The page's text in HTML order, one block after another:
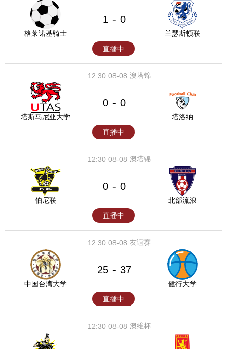
格莱诺基骑士
1 - 0
兰瑟斯顿联
直播中
08-08
12:30 澳塔锦
塔斯马尼亚大学
0 - 0
塔洛纳
直播中
08-08
12:30 澳塔锦
伯尼联
0 - 0
北部流浪
直播中
08-08
12:30 友谊赛
中国台湾大学
25 - 37
健行大学
直播中
08-08
12:30 澳维杯